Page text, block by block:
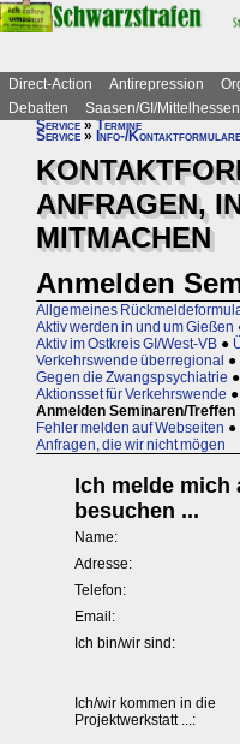
Direct-Action Antirepression
Debatten
Saasen/GI/Mittelhessen
Service»Termine
Service » Info-/Kontaktformulare
ANFRAGEN,
MITMACHEN
Anmelden
Allgemeines
Aktiv werden in und um Gießen
Aktiv im Ostkreis GI/West-VB ●
Verkehrswende überregional ●
Gegen die Zwangspsychiatrie ●
Aktionsset für Verkehrswende ●
Anmelden Seminaren/Treffen
Fehler melden auf Webseiten ●
Anfragen, die wir nicht mögen